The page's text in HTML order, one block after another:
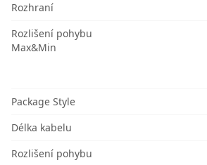
Rozhraní
Rozlišení pohybu
Max&Min
Package Style
Délka kabelu
Rozlišení pohybu